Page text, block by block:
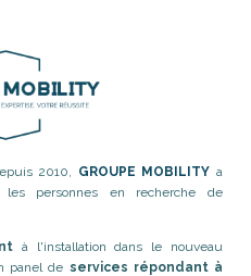
2010, GROUPE MOBILITY a
les personnes en recherche de
à l'installation dans le nouveau
panel de services répondant à